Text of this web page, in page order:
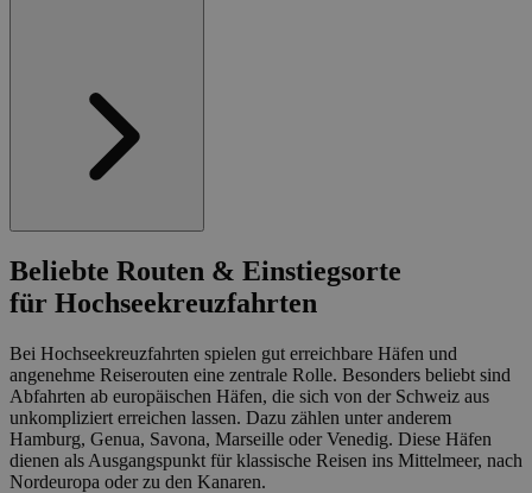
Beliebte Routen & Einstiegsorte
für Hochseekreuzfahrten
Bei Hochseekreuzfahrten spielen gut erreichbare Häfen und
angenehme Reiserouten eine zentrale Rolle. Besonders beliebt sind
Abfahrten ab europäischen Häfen, die sich von der Schweiz aus
unkompliziert erreichen lassen. Dazu zählen unter anderem
Hamburg, Genua, Savona, Marseille oder Venedig. Diese Häfen
dienen als Ausgangspunkt für klassische Reisen ins Mittelmeer, nach
Nordeuropa oder zu den Kanaren.